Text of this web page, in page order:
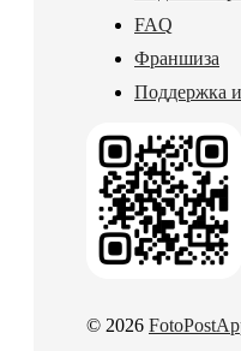
FAQ
Франшиза
Поддержка
© 2026